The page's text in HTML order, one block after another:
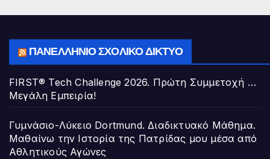
ΠΑΝΕΛΛΉΝΙΟ ΣΧΟΛΙΚΌ ΔΊΚΤΥΟ
FIRST® Tech Challenge 2026. Πρώτη Συμμετοχή …
Μεγάλη Εμπειρία!
Γυμνάσιο-Λύκειο Dortmund. Διαδικτυακό Μάθημα.
Μαθαίνω την Ιστορία της Πατρίδας μου μέσα από
Αθλητικούς Αγώνες